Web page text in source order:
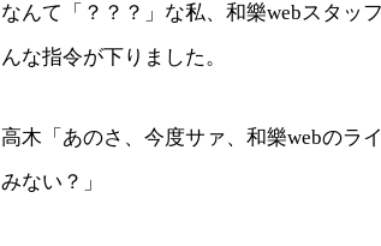
なんて「？？？」な私、和樂webスタッ
んな指令が下りました。
高木「あのさ、今度サァ、和樂webのラ
みない？」